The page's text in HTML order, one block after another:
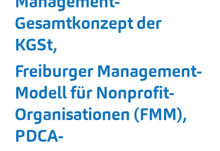
Gesamtkonzept der
KGSt,
Freiburger Management-
Modell für Nonprofit-
Organisationen (FMM),
PDCA-